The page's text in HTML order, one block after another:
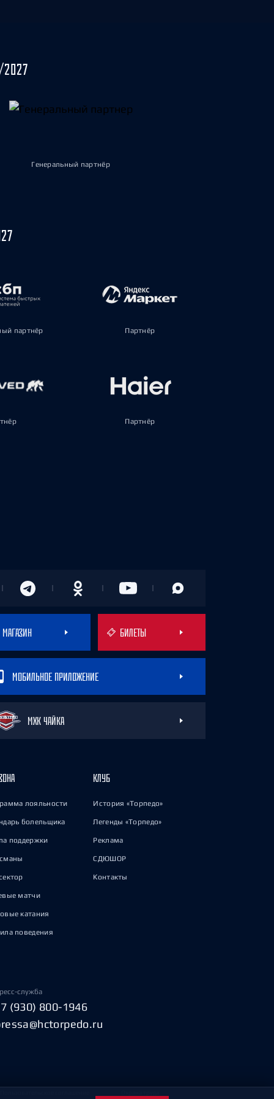
Генеральный партнёр
партнёр Партнёр
Партнёр
МАГАЗИН БИЛЕТЫ
МОБИЛЬНОЕ ПРИЛОЖЕНИЕ
МХК ЧАЙКА
лояльности
болельщика
поддержки
матчи
катания
поведения
КЛУБ
История «Торпедо»
Легенды «Торпедо»
Реклама
СДЮШОР
Контакты
служба
(930) 800-1946